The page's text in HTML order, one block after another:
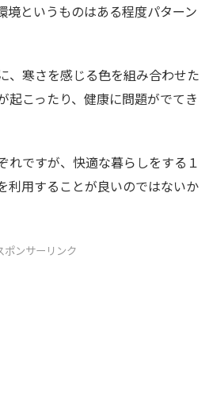
境というものはある程度パターン
、寒さを感じる色を組み合わせた
起こったり、健康に問題がでてき
れですが、快適な暮らしをする１
利用することが良いのではないか
ポンサーリンク